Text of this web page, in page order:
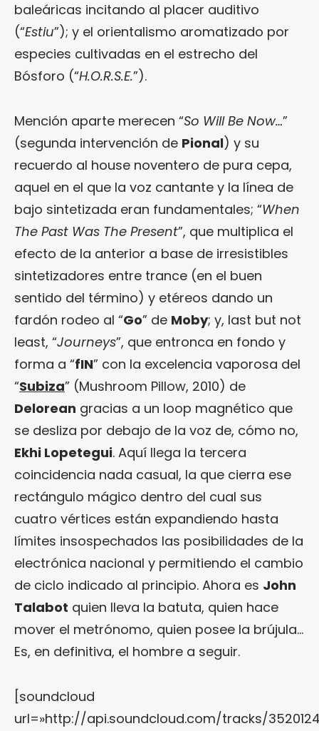
baleáricas incitando al placer auditivo
(“Estiu”); y el orientalismo aromatizado por
especies cultivadas en el estrecho del
Bósforo (“H.O.R.S.E.”).
Mención aparte merecen “So Will Be Now…”
(segunda intervención de Pional) y su
recuerdo al house noventero de pura cepa,
aquel en el que la voz cantante y la línea de
bajo sintetizada eran fundamentales; “When
The Past Was The Present”, que multiplica el
efecto de la anterior a base de irresistibles
sintetizadores entre trance (en el buen
sentido del término) y etéreos dando un
fardón rodeo al “Go” de Moby; y, last but not
least, “Journeys”, que entronca en fondo y
forma a “fIN” con la excelencia vaporosa del
“Subiza” (Mushroom Pillow, 2010) de
Delorean gracias a un loop magnético que
se desliza por debajo de la voz de, cómo no,
Ekhi Lopetegui. Aquí llega la tercera
coincidencia nada casual, la que cierra ese
rectángulo mágico dentro del cual sus
cuatro vértices están expandiendo hasta
límites insospechados las posibilidades de la
electrónica nacional y permitiendo el cambio
de ciclo indicado al principio. Ahora es John
Talabot quien lleva la batuta, quien hace
mover el metrónomo, quien posee la brújula…
Es, en definitiva, el hombre a seguir.
[soundcloud
url=»http://api.soundcloud.com/tracks/